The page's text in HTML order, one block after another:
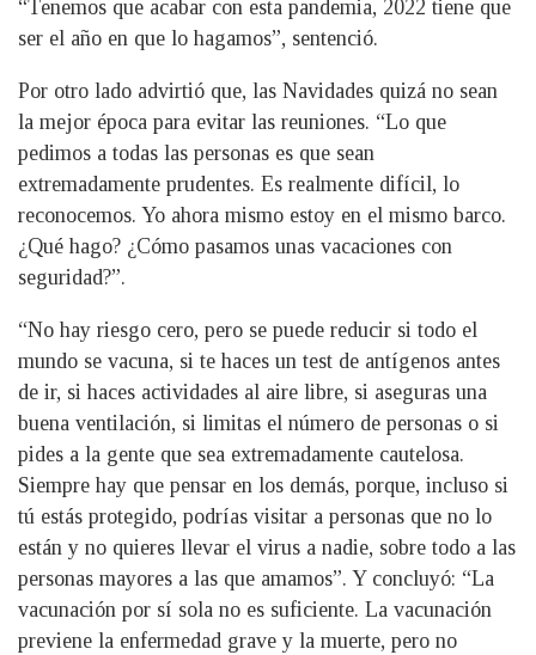
“Tenemos que acabar con esta pandemia, 2022 tiene que
ser el año en que lo hagamos”, sentenció.
Por otro lado advirtió que, las Navidades quizá no sean
la mejor época para evitar las reuniones. “Lo que
pedimos a todas las personas es que sean
extremadamente prudentes. Es realmente difícil, lo
reconocemos. Yo ahora mismo estoy en el mismo barco.
¿Qué hago? ¿Cómo pasamos unas vacaciones con
seguridad?”.
“No hay riesgo cero, pero se puede reducir si todo el
mundo se vacuna, si te haces un test de antígenos antes
de ir, si haces actividades al aire libre, si aseguras una
buena ventilación, si limitas el número de personas o si
pides a la gente que sea extremadamente cautelosa.
Siempre hay que pensar en los demás, porque, incluso si
tú estás protegido, podrías visitar a personas que no lo
están y no quieres llevar el virus a nadie, sobre todo a las
personas mayores a las que amamos”. Y concluyó: “La
vacunación por sí sola no es suficiente. La vacunación
previene la enfermedad grave y la muerte, pero no